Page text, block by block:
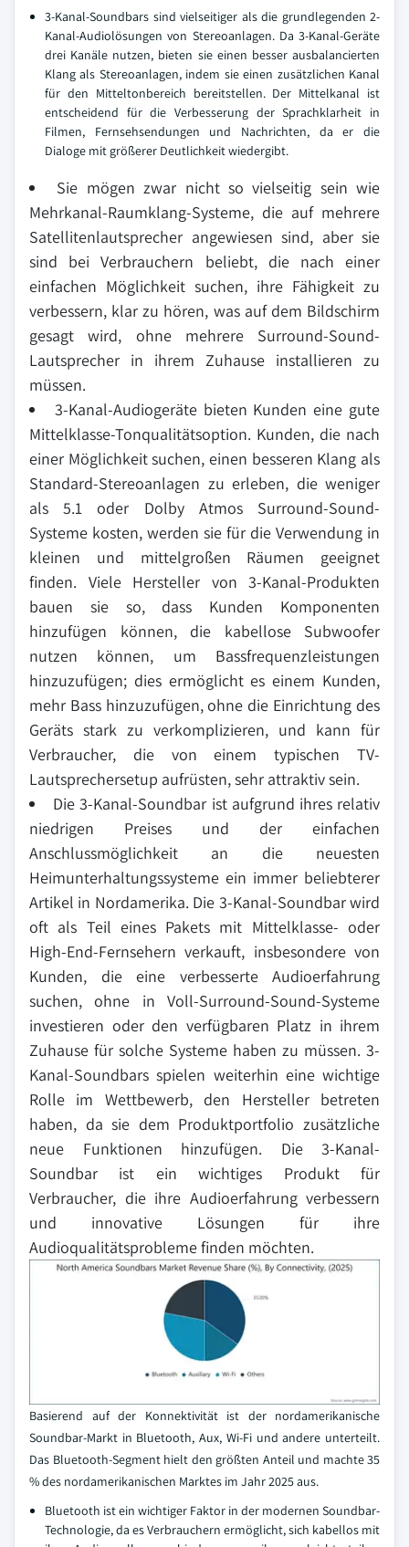
3-Kanal-Soundbars sind vielseitiger als die grundlegenden 2-
Kanal-Audiolösungen von Stereoanlagen. Da 3-Kanal-Geräte
drei Kanäle nutzen, bieten sie einen besser ausbalancierten
Klang als Stereoanlagen, indem sie einen zusätzlichen Kanal
für den Mitteltonbereich bereitstellen. Der Mittelkanal ist
entscheidend für die Verbesserung der Sprachklarheit in
Filmen, Fernsehsendungen und Nachrichten, da er die
Dialoge mit größerer Deutlichkeit wiedergibt.
Sie mögen zwar nicht so vielseitig sein wie
Mehrkanal-Raumklang-Systeme, die auf mehrere
Satellitenlautsprecher angewiesen sind, aber sie
sind bei Verbrauchern beliebt, die nach einer
einfachen Möglichkeit suchen, ihre Fähigkeit zu
verbessern, klar zu hören, was auf dem Bildschirm
gesagt wird, ohne mehrere Surround-Sound-
Lautsprecher in ihrem Zuhause installieren zu
müssen.
3-Kanal-Audiogeräte bieten Kunden eine gute
Mittelklasse-Tonqualitätsoption. Kunden, die nach
einer Möglichkeit suchen, einen besseren Klang als
Standard-Stereoanlagen zu erleben, die weniger
als 5.1 oder Dolby Atmos Surround-Sound-
Systeme kosten, werden sie für die Verwendung in
kleinen und mittelgroßen Räumen geeignet
finden. Viele Hersteller von 3-Kanal-Produkten
bauen sie so, dass Kunden Komponenten
hinzufügen können, die kabellose Subwoofer
nutzen können, um Bassfrequenzleistungen
hinzuzufügen; dies ermöglicht es einem Kunden,
mehr Bass hinzuzufügen, ohne die Einrichtung des
Geräts stark zu verkomplizieren, und kann für
Verbraucher, die von einem typischen TV-
Lautsprechersetup aufrüsten, sehr attraktiv sein.
Die 3-Kanal-Soundbar ist aufgrund ihres relativ
niedrigen Preises und der einfachen
Anschlussmöglichkeit an die neuesten
Heimunterhaltungssysteme ein immer beliebterer
Artikel in Nordamerika. Die 3-Kanal-Soundbar wird
oft als Teil eines Pakets mit Mittelklasse- oder
High-End-Fernsehern verkauft, insbesondere von
Kunden, die eine verbesserte Audioerfahrung
suchen, ohne in Voll-Surround-Sound-Systeme
investieren oder den verfügbaren Platz in ihrem
Zuhause für solche Systeme haben zu müssen. 3-
Kanal-Soundbars spielen weiterhin eine wichtige
Rolle im Wettbewerb, den Hersteller betreten
haben, da sie dem Produktportfolio zusätzliche
neue Funktionen hinzufügen. Die 3-Kanal-
Soundbar ist ein wichtiges Produkt für
Verbraucher, die ihre Audioerfahrung verbessern
und innovative Lösungen für ihre
Audioqualitätsprobleme finden möchten.
Basierend auf der Konnektivität ist der nordamerikanische
Soundbar-Markt in Bluetooth, Aux, Wi-Fi und andere unterteilt.
Das Bluetooth-Segment hielt den größten Anteil und machte 35
% des nordamerikanischen Marktes im Jahr 2025 aus.
Bluetooth ist ein wichtiger Faktor in der modernen Soundbar-
Technologie, da es Verbrauchern ermöglicht, sich kabellos mit